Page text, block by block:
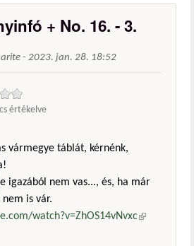
+ No. 16. - 3.
- 2023. jan. 28. 18:52
értékelve
vármegye táblát, kérnénk,
igazából nem vas..., és, ha már
is vár.
watch?v=ZhOS14vNvxc(külső